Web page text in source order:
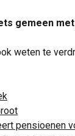
gemeen met
weten te
pensioenen